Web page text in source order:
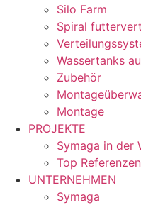
Silo Farm
Spiral
Wassertanks
Zubehör
Montage
PROJEKTE
Symaga in der
Top Referenzen
UNTERNEHMEN
Symaga